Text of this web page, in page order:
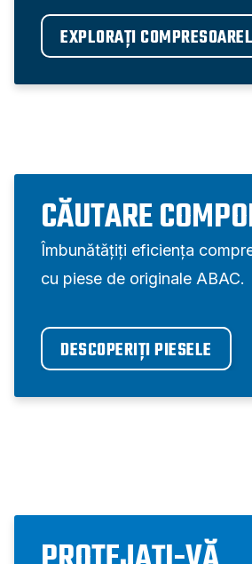
EXPLORAȚI
CĂUTARE
Îmbunătățiți eficiența
cu piese de originale ABAC.
DESCOPERIȚI PIESELE